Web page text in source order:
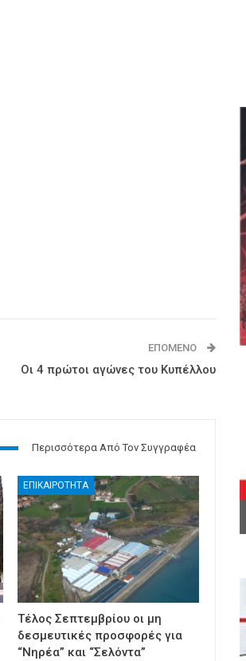
ΕΠΌΜΕΝΟ
Οι 4 πρώτοι αγώνες του Κυπέλλου
Περισσότερα Από Τον Συγγραφέα
ΕΠΙΚΑΙΡΟΤΗΤΑ
Τέλος Σεπτεμβρίου οι μη
δεσμευτικές προσφορές για
“Νηρέα” και “Σελόντα”